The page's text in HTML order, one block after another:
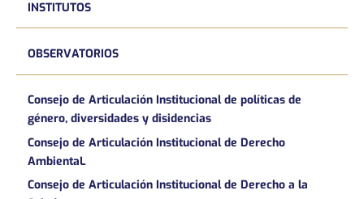
INSTITUTOS
OBSERVATORIOS
Consejo de Articulación Institucional de políticas de
género, diversidades y disidencias
Consejo de Articulación Institucional de Derecho
AmbientaL
Consejo de Articulación Institucional de Derecho a la